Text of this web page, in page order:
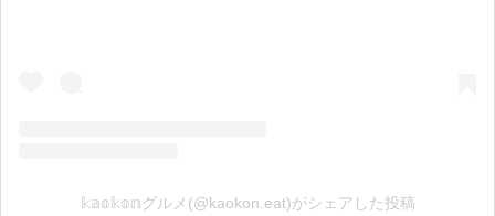
𝕜𝕒𝕠𝕜𝕠𝕟グルメ(@kaokon.eat)がシェアした投稿